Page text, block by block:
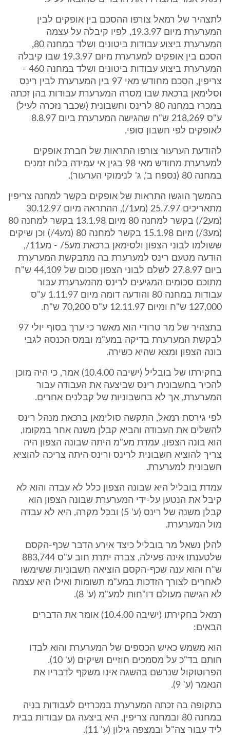
לתצהיר של רמאל צורפו ההסכם בין אופקים לבין
המערערת מיום 19.3.97, לפיו קיבלה על עצמה
המערערת ביצוע עבודות ביטונים ושלד במחנה 80,
הסכם בין אופקים למערערת מיום 19.3.97 שבו קיבלה
המערערת ביצוע עבודות ביטונים ושלד במחנה 460 -
צריפין, הסכם מחודש מאי 97 בין המערערת לבין רינס
וסלימאן ברכאת שבו מסרה המערערת עבודות בהן זכתה
במכרז במחנה 80 לרינס וחשבונית (שכבר נזכרה לעיל)
ע"ס 218,269 ש"ח שהגישה המערערת ביום 8.8.97
לאופקים לפי חשבון סופי.
להודעת הערעור צורפו התראות של חברת אופקים
למערערת מחודש מאי 98 בגין אי עמידה בלוח זמנים
במחנה 80 (נספח ב', ג' לנימוקי הערעור).
בהמשך הוגשו התראות של אופקים בקשר למחנה צריפין
מתאריכים 25.7.97 (מע1/), ההתראה מיום 30.12.97
(מע2/) בקשר למחנה 80 מיום 13.1.98 בקשר למחנה 80
(מע3/) מיום 15.1.98 בקשר למחנה 80 (מע4/) וכן שיקים
ששולמו לבוני הצפון ולסימאן ברכאת מע5/ - מע11/,
הודעה מטעם רינס למערערת בה מתבקשת המערערת
ביום 27.8.97 לשלם לבוני הצפון סכום של 44,109 ש"ח
מתוכם סכומים המגיעים לרינס מהמערערת עבור
עבודות במחנה 80 והודעה דומה מיום 1.11.97 ע"ס
127,000 ש"ח ומיום 12.11.97 ע"ס 70,200 ש"ח.
בתצהיר של מר טרודי הוא מאשר כי ערך בסוף יולי 97
לבקשת המערערת בדיקה במע"מ ובמס הכנסה לגבי
בונה הצפון ומצא שהיא כשירה.
בחקירתו של בובליל (ישיבה 10.4.00) אמר, כי היה מוכן
להכיר בחשבונית רינס שביצעה את העבודה עבור
המערערת, אך לא בחשבוניות של קבלנים אחרים.
לפי גירסת רמאל, התקשה סולימאן ברכאת מנהל רינס
להשלים את העבודה והביא קבלן משנה אחר במקומו,
הוא בונה הצפון. עמדת מע"מ היתה שבונה הצפון היה
צריך להוציא חשבונית לרינס ורינס היתה צריכה להוציא
חשבונית למערערת.
עמדת בובליל היא שבונה הצפון כלל לא עבדה והוא לא
קיבל את הנטען על-ידי המערערת שבונה הצפון הוא
קבלן משנה של רינס (ע' 5) ובכל מקרה, היא לא עבדה
מול המערערת.
להלן נשאל מר בובליל כיצד אירע הדבר שכף-הקסם
שלטענתו אינה פעילה, צברה יתרת חוב ע"ס 883,744
ש"ח והוא ענה שכף-הקסם הוציאה חשבוניות ששימשו
לאחרים לצורך הזדכות במע"מ תשומות ואילו היא עצמה
לא הגישה מעולם דו"חות למע"מ (ע' 8).
רמאל בחקירתו (ישיבה 10.4.00) אומר את הדברים
הבאים:
הוא משמש כאיש הכספים של המערערת והוא לבדו
חותם בד"כ על מסמכים חוזיים ושיקים (ע' 10).
הפרוטוקול שנרשם בהשגה אינו משקף לדבריו את
הנאמר (ע' 9).
בתקופה בה זכתה המערערת במכרזים לעבודות בניה
במחנה 80 ובמחנה צריפין, היא ביצעה גם עבודות בבית
ליד עבור צה"ל ובמצפה גילון (ע' 11).